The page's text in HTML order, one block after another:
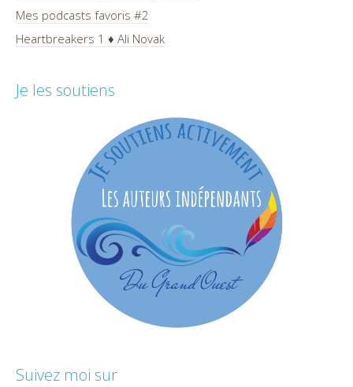
Mes podcasts favoris #2
Heartbreakers 1 ♦ Ali Novak
Je les soutiens
Suivez moi sur